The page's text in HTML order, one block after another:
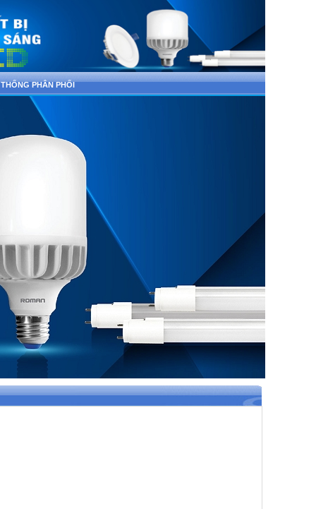
PHÂN PHỐI